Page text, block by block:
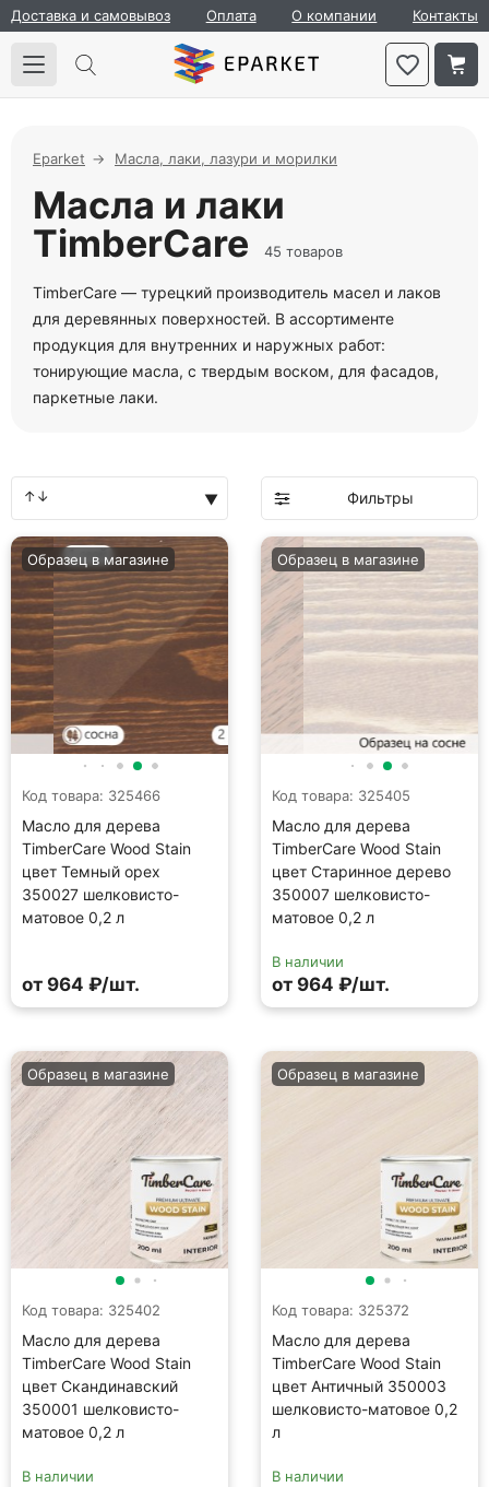
Доставка и самовывоз Оплата О компании Контакты
Eparket Масла, лаки, лазури и морилки
Масла и лаки
TimberCare
45 товаров
TimberCare — турецкий производитель масел и лаков
для деревянных поверхностей. В ассортименте
продукция для внутренних и наружных работ:
тонирующие масла, с твердым воском, для фасадов,
паркетные лаки.
Фильтры
Код товара: 325466
Масло для дерева
TimberCare Wood Stain
цвет Темный орех
350027 шелковисто-
матовое 0,2 л
Образец в магазине
от 964 ₽/шт.
Код товара: 325405
Масло для дерева
TimberCare Wood Stain
цвет Старинное дерево
350007 шелковисто-
матовое 0,2 л
Образец в магазине
В наличии
от 964 ₽/шт.
Код товара: 325402
Масло для дерева
TimberCare Wood Stain
цвет Скандинавский
350001 шелковисто-
матовое 0,2 л
Образец в магазине
В наличии
Код товара: 325372
Масло для дерева
TimberCare Wood Stain
цвет Античный 350003
шелковисто-матовое 0,2
л
Образец в магазине
В наличии